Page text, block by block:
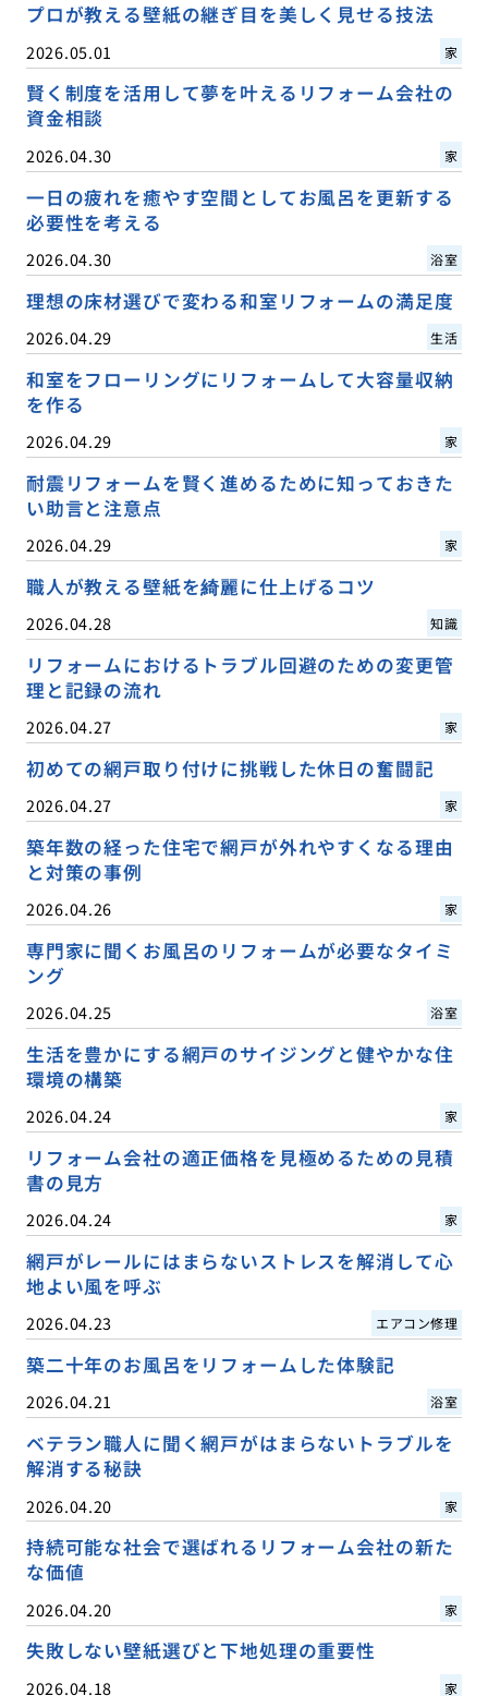
プロが教える壁紙の継ぎ目を美しく見せる技法
2026.05.01 家
賢く制度を活用して夢を叶えるリフォーム会社の
資金相談
2026.04.30 家
一日の疲れを癒やす空間としてお風呂を更新する
必要性を考える
2026.04.30 浴室
理想の床材選びで変わる和室リフォームの満足度
2026.04.29 生活
和室をフローリングにリフォームして大容量収納
を作る
2026.04.29 家
耐震リフォームを賢く進めるために知っておきた
い助言と注意点
2026.04.29 家
職人が教える壁紙を綺麗に仕上げるコツ
2026.04.28 知識
リフォームにおけるトラブル回避のための変更管
理と記録の流れ
2026.04.27 家
初めての網戸取り付けに挑戦した休日の奮闘記
2026.04.27 家
築年数の経った住宅で網戸が外れやすくなる理由
と対策の事例
2026.04.26 家
専門家に聞くお風呂のリフォームが必要なタイミ
ング
2026.04.25 浴室
生活を豊かにする網戸のサイジングと健やかな住
環境の構築
2026.04.24 家
リフォーム会社の適正価格を見極めるための見積
書の見方
2026.04.24 家
網戸がレールにはまらないストレスを解消して心
地よい風を呼ぶ
2026.04.23 エアコン修理
築二十年のお風呂をリフォームした体験記
2026.04.21 浴室
ベテラン職人に聞く網戸がはまらないトラブルを
解消する秘訣
2026.04.20 家
持続可能な社会で選ばれるリフォーム会社の新た
な価値
2026.04.20 家
失敗しない壁紙選びと下地処理の重要性
2026.04.18 家